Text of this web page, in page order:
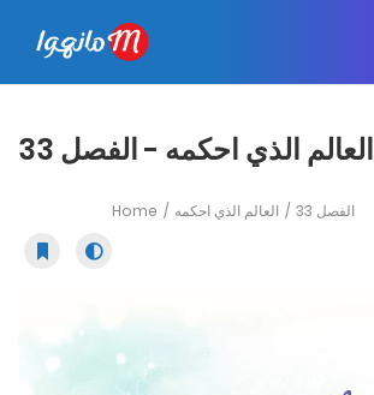
العالم الذي احكمه - الفصل 33
Home العالم الذي احكمه الفصل 33